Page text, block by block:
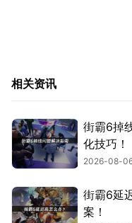
相关资讯
街霸6掉
化技巧！
2026-08-
街霸6延
案！